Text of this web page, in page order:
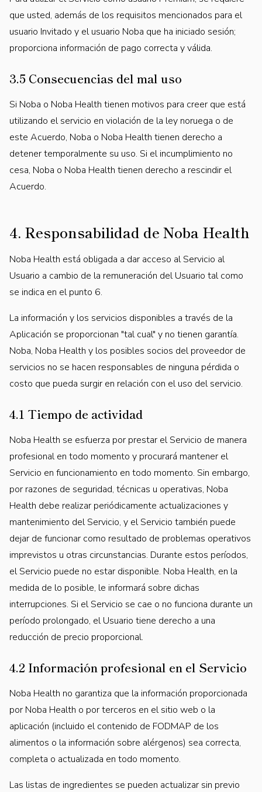
que usted, además de los requisitos mencionados para el
usuario Invitado y el usuario Noba que ha iniciado sesión;
proporciona información de pago correcta y válida.
3.5 Consecuencias del mal uso
Si Noba o Noba Health tienen motivos para creer que está
utilizando el servicio en violación de la ley noruega o de
este Acuerdo, Noba o Noba Health tienen derecho a
detener temporalmente su uso. Si el incumplimiento no
cesa, Noba o Noba Health tienen derecho a rescindir el
Acuerdo.
4. Responsabilidad de Noba Health
Noba Health está obligada a dar acceso al Servicio al
Usuario a cambio de la remuneración del Usuario tal como
se indica en el punto 6.
La información y los servicios disponibles a través de la
Aplicación se proporcionan "tal cual" y no tienen garantía.
Noba, Noba Health y los posibles socios del proveedor de
servicios no se hacen responsables de ninguna pérdida o
costo que pueda surgir en relación con el uso del servicio.
4.1 Tiempo de actividad
Noba Health se esfuerza por prestar el Servicio de manera
profesional en todo momento y procurará mantener el
Servicio en funcionamiento en todo momento. Sin embargo,
por razones de seguridad, técnicas u operativas, Noba
Health debe realizar periódicamente actualizaciones y
mantenimiento del Servicio, y el Servicio también puede
dejar de funcionar como resultado de problemas operativos
imprevistos u otras circunstancias. Durante estos períodos,
el Servicio puede no estar disponible. Noba Health, en la
medida de lo posible, le informará sobre dichas
interrupciones. Si el Servicio se cae o no funciona durante un
período prolongado, el Usuario tiene derecho a una
reducción de precio proporcional.
4.2 Información profesional en el Servicio
Noba Health no garantiza que la información proporcionada
por Noba Health o por terceros en el sitio web o la
aplicación (incluido el contenido de FODMAP de los
alimentos o la información sobre alérgenos) sea correcta,
completa o actualizada en todo momento.
Las listas de ingredientes se pueden actualizar sin previo